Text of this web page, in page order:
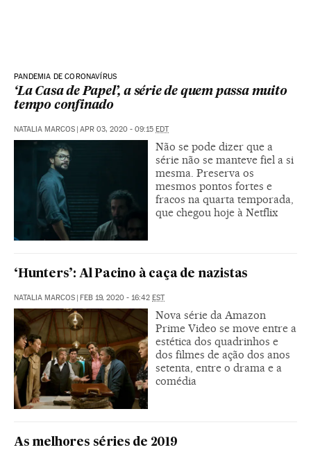
PANDEMIA DE CORONAVÍRUS
‘La Casa de Papel’, a série de quem passa muito
tempo confinado
NATALIA MARCOS | APR 03, 2020 - 09:15 EDT
Não se pode dizer que a
série não se manteve fiel a si
mesma. Preserva os
mesmos pontos fortes e
fracos na quarta temporada,
que chegou hoje à Netflix
‘Hunters’: Al Pacino à caça de nazistas
NATALIA MARCOS | FEB 19, 2020 - 16:42 EST
Nova série da Amazon
Prime Video se move entre a
estética dos quadrinhos e
dos filmes de ação dos anos
setenta, entre o drama e a
comédia
As melhores séries de 2019